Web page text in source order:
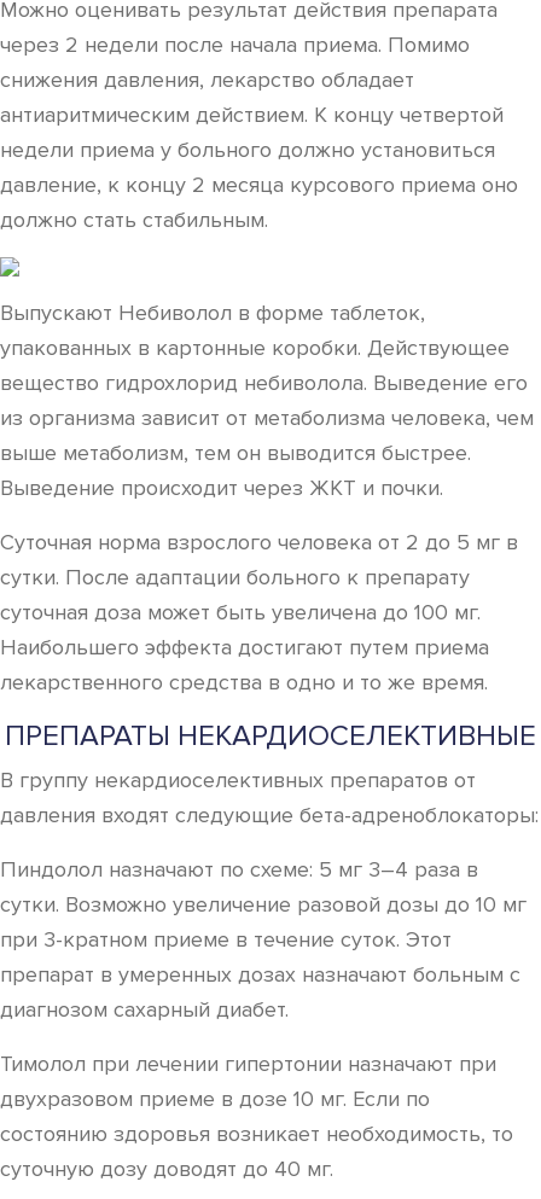
Можно оценивать результат действия препарата
через 2 недели после начала приема. Помимо
снижения давления, лекарство обладает
антиаритмическим действием. К концу четвертой
недели приема у больного должно установиться
давление, к концу 2 месяца курсового приема оно
должно стать стабильным.
Выпускают Небиволол в форме таблеток,
упакованных в картонные коробки. Действующее
вещество гидрохлорид небиволола. Выведение его
из организма зависит от метаболизма человека, чем
выше метаболизм, тем он выводится быстрее.
Выведение происходит через ЖКТ и почки.
Суточная норма взрослого человека от 2 до 5 мг в
сутки. После адаптации больного к препарату
суточная доза может быть увеличена до 100 мг.
Наибольшего эффекта достигают путем приема
лекарственного средства в одно и то же время.
ПРЕПАРАТЫ НЕКАРДИОСЕЛЕКТИВНЫЕ
В группу некардиоселективных препаратов от
давления входят следующие бета-адреноблокаторы:
Пиндолол назначают по схеме: 5 мг 3–4 раза в
сутки. Возможно увеличение разовой дозы до 10 мг
при 3-кратном приеме в течение суток. Этот
препарат в умеренных дозах назначают больным с
диагнозом сахарный диабет.
Тимолол при лечении гипертонии назначают при
двухразовом приеме в дозе 10 мг. Если по
состоянию здоровья возникает необходимость, то
суточную дозу доводят до 40 мг.